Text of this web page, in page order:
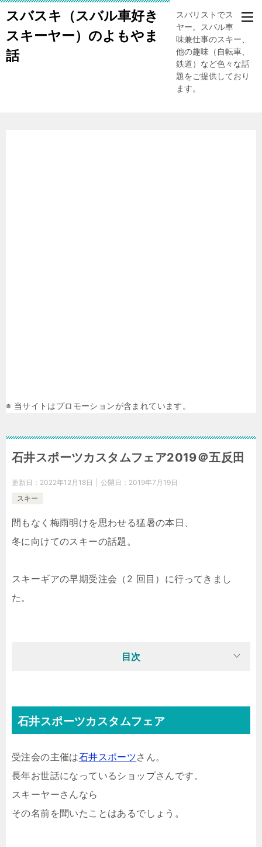
スバスキ（スバル車好き
スキーヤー）のよもやま
話
スバリストでスキー
ヤー。スバル車、趣
味兼仕事のスキー、
他の趣味（自転車、
鉄道）など色々な話
題をご提供しており
ます。
※ 当サイトはプロモーションが含まれています。
石井スポーツカスタムフェア2019＠五反田
更新日： 2022年12月18日 公開日： 2019年7月19日
スキー
間もなく梅雨明けを思わせる猛暑の本日、
冬に向けてのスキーの話題。
スキーギアの早期受注会（2 回目）に行ってきまし
た。
目次
石井スポーツカスタムフェア
受注会の主催は石井スポーツさん。
長年お世話になっているショップさんです。
スキーヤーさんなら
その名前を聞いたことはあるでしょう。